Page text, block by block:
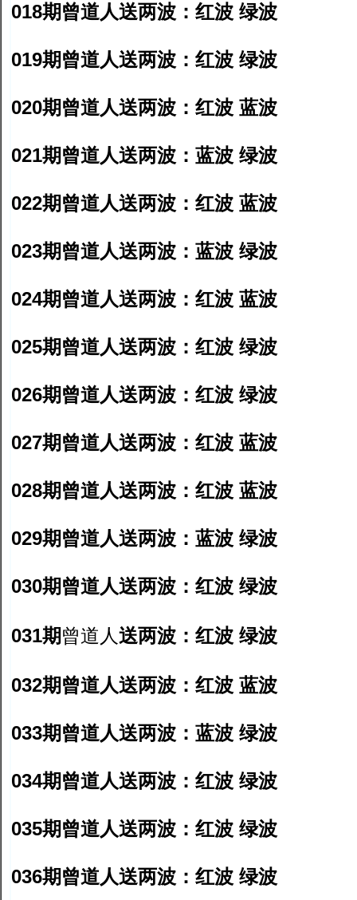
018期曾道人送两波：红波 绿波
019期曾道人送两波：红波 绿波
020期曾道人送两波：红波 蓝波
021期曾道人送两波：蓝波 绿波
022期曾道人送两波：红波 蓝波
023期曾道人送两波：蓝波 绿波
024期曾道人送两波：红波 蓝波
025期曾道人送两波：红波 绿波
026期曾道人送两波：红波 绿波
027期曾道人送两波：红波 蓝波
028期曾道人送两波：红波 蓝波
029期曾道人送两波：蓝波 绿波
030期曾道人送两波：红波 绿波
031期曾道人送两波：红波 绿波
032期曾道人送两波：红波 蓝波
033期曾道人送两波：蓝波 绿波
034期曾道人送两波：红波 绿波
035期曾道人送两波：红波 绿波
036期曾道人送两波：红波 绿波